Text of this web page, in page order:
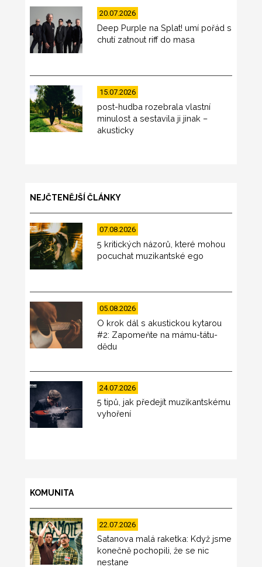
20.07.2026
Deep Purple na Splat! umí pořád s
chutí zatnout riff do masa
15.07.2026
post-hudba rozebrala vlastní
minulost a sestavila ji jinak –
akusticky
NEJČTENĚJŠÍ ČLÁNKY
07.08.2026
5 kritických názorů, které mohou
pocuchat muzikantské ego
05.08.2026
O krok dál s akustickou kytarou
#2: Zapomeňte na mámu-tátu-
dědu
24.07.2026
5 tipů, jak předejít muzikantskému
vyhoření
KOMUNITA
22.07.2026
Satanova malá raketka: Když jsme
konečně pochopili, že se nic
nestane